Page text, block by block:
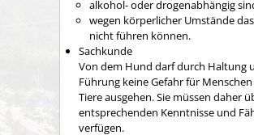
alkohol- oder drogenabhängig
wegen körperlicher Umstände
nicht führen können.
Sachkunde
Von dem Hund darf durch Haltung
Führung keine Gefahr für
Tiere ausgehen. Sie müssen daher
entsprechenden Kenntnisse und
verfügen.